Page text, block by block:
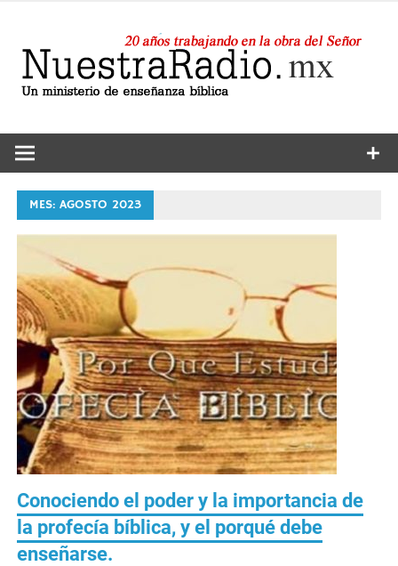
contenido
Nuestra
Radio
MES:AGOSTO 2023
Conociendo el poder y la importancia de
la profecía bíblica, y el porqué debe
enseñarse.